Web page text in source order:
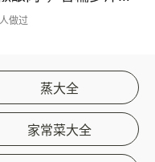
做过
蒸大全
家常菜大全